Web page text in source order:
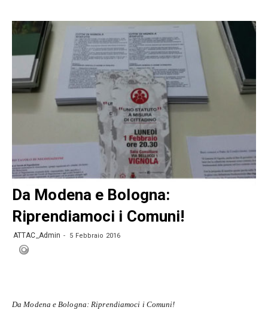
Da Modena e Bologna:
Riprendiamoci i Comuni!
ATTAC_Admin 5 Febbraio 2016
Da Modena e Bologna: Riprendiamoci i Comuni!